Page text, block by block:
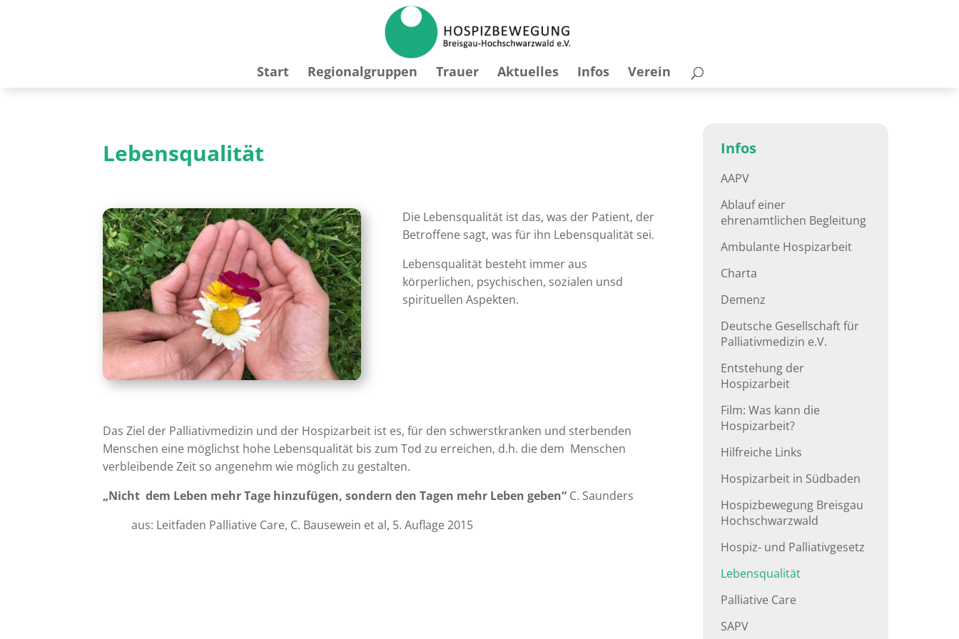
Start Regionalgruppen Trauer Aktuelles Infos Verein
Lebensqualität
Die Lebensqualität ist das, was der Patient, der
Betroffene sagt, was für ihn Lebensqualität sei.
Lebensqualität besteht immer aus
körperlichen, psychischen, sozialen unsd
spirituellen Aspekten.
Das Ziel der Palliativmedizin und der Hospizarbeit ist es, für den schwerstkranken und sterbenden
Menschen eine möglichst hohe Lebensqualität bis zum Tod zu erreichen, d.h. die dem Menschen
verbleibende Zeit so angenehm wie möglich zu gestalten.
„Nicht dem Leben mehr Tage hinzufügen, sondern den Tagen mehr Leben geben“ C. Saunders
aus: Leitfaden Palliative Care, C. Bausewein et al, 5. Auflage 2015
Infos
AAPV
Ablauf einer
ehrenamtlichen Begleitung
Ambulante Hospizarbeit
Charta
Demenz
Deutsche Gesellschaft für
Palliativmedizin e.V.
Entstehung der
Hospizarbeit
Film: Was kann die
Hospizarbeit?
Hilfreiche Links
Hospizarbeit in Südbaden
Hospizbewegung Breisgau
Hochschwarzwald
Hospiz- und Palliativgesetz
Lebensqualität
Palliative Care
SAPV